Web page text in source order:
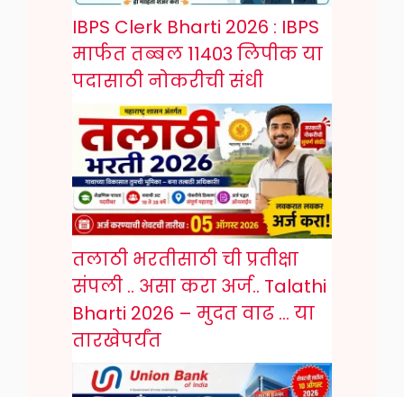
IBPS Clerk Bharti 2026 : IBPS
मार्फत तब्बल 11403 लिपीक या
पदासाठी नोकरीची संधी
तलाठी भरतीसाठी ची प्रतीक्षा
संपली .. असा करा अर्ज.. Talathi
Bharti 2026 – मुदत वाढ … या
तारखेपर्यंत